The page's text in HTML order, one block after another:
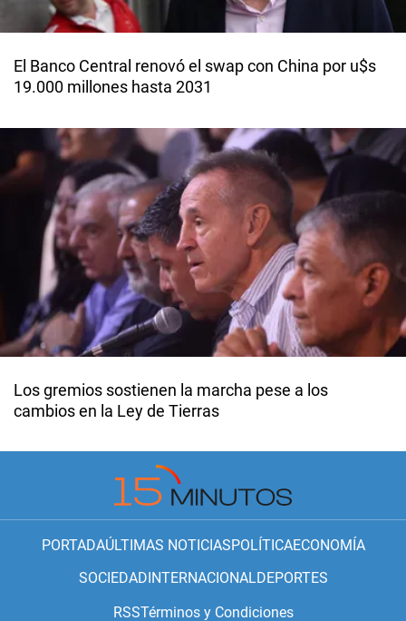
El Banco Central renovó el swap con China por u$s
19.000 millones hasta 2031
Los gremios sostienen la marcha pese a los
cambios en la Ley de Tierras
PORTADAÚLTIMAS NOTICIASPOLÍTICAECONOMÍA
SOCIEDADINTERNACIONALDEPORTES
RSSTérminos y Condiciones